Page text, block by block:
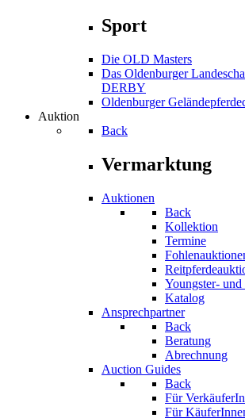
Sport
Die OLD Masters
Das Oldenburger
DERBY
Oldenburger
Auktion
Back
Vermarktung
Auktionen
Back
Kollektion
Termine
Youngster-
Katalog
Ansprechpartner
Back
Beratung
Abrechnung
Auction Guides
Back
Für
Für